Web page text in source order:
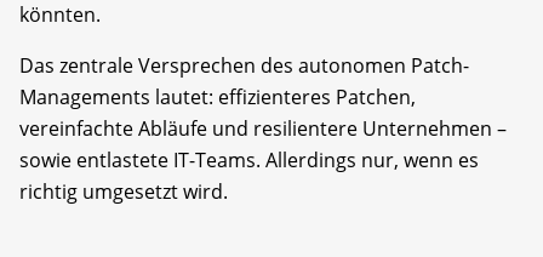
könnten.
Das zentrale Versprechen des autonomen Patch-
Managements lautet: effizienteres Patchen,
vereinfachte Abläufe und resilientere Unternehmen –
sowie entlastete IT-Teams. Allerdings nur, wenn es
richtig umgesetzt wird.